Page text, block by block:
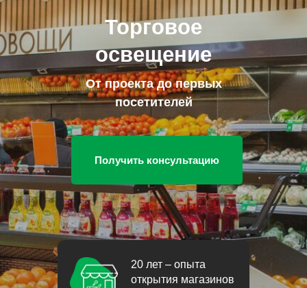
Торговое
освещение
От проекта до первых
посетителей
Получить консультацию
20 лет – опыта
открытия магазинов